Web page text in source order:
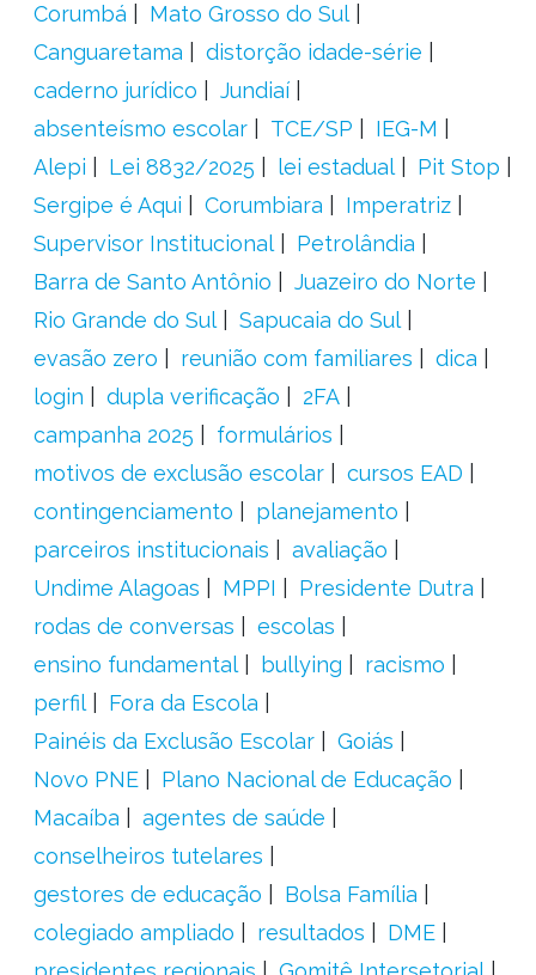
Corumbá
Mato Grosso do Sul
Canguaretama
distorção idade-série
caderno jurídico
Jundiaí
absenteísmo escolar
TCE/SP
IEG-M
Alepi
Lei 8832/2025 lei estadual
Pit Stop
Sergipe é Aqui
Corumbiara
Imperatriz
Supervisor Institucional
Petrolândia
Barra de Santo Antônio
Juazeiro do Norte
Rio Grande do Sul
Sapucaia do Sul
evasão zero
reunião com familiares
dica
login
dupla verificação
2FA
campanha 2025
formulários
motivos de exclusão escolar
cursos EAD
contingenciamento
planejamento
parceiros institucionais
avaliação
Undime Alagoas
MPPI
Presidente Dutra
rodas de conversas
escolas
ensino fundamental
bullying
racismo
perfil
Fora da Escola
Painéis da Exclusão Escolar
Goiás
Novo PNE
Plano Nacional de Educação
Macaíba
agentes de saúde
conselheiros tutelares
gestores de educação
Bolsa Família
colegiado ampliado
resultados
DME